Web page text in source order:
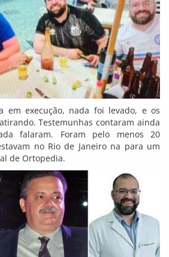
em execução, nada foi levado, e os
Testemunhas contaram ainda
falaram. Foram pelo menos 20
no Rio de Janeiro na para um
de Ortopedia.